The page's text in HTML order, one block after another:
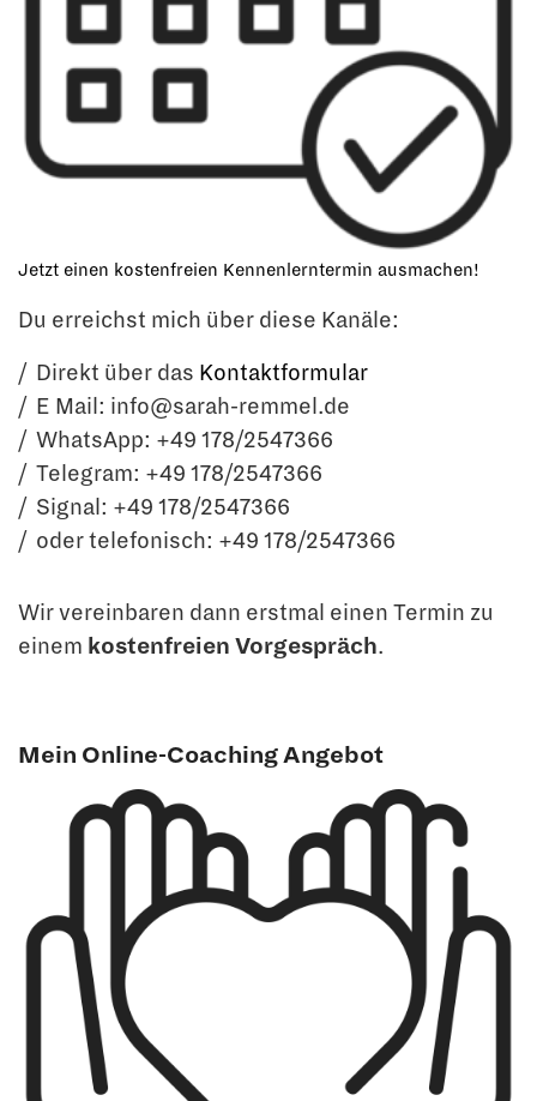
Jetzt einen kostenfreien Kennenlerntermin ausmachen!
Du erreichst mich über diese Kanäle:
Direkt über das Kontaktformular
E Mail: info@sarah-remmel.de
WhatsApp: +49 178/2547366
Telegram: +49 178/2547366
Signal: +49 178/2547366
oder telefonisch: +49 178/2547366
Wir vereinbaren dann erstmal einen Termin zu
einem kostenfreien Vorgespräch.
Mein Online-Coaching Angebot